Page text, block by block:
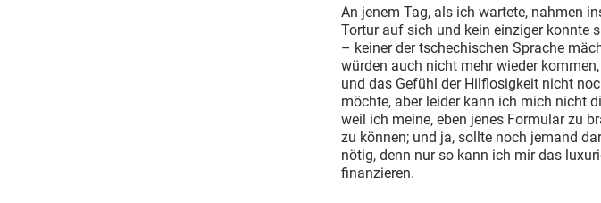
An jenem Tag, als ich wartete, nahmen
Tortur auf sich und kein einziger konnte
– keiner der tschechischen Sprache
würden auch nicht mehr wieder
und das Gefühl der Hilflosigkeit nicht
möchte, aber leider kann ich mich nicht
weil ich meine, eben jenes Formular zu
zu können; und ja, sollte noch jemand
nötig, denn nur so kann ich mir das
finanzieren.